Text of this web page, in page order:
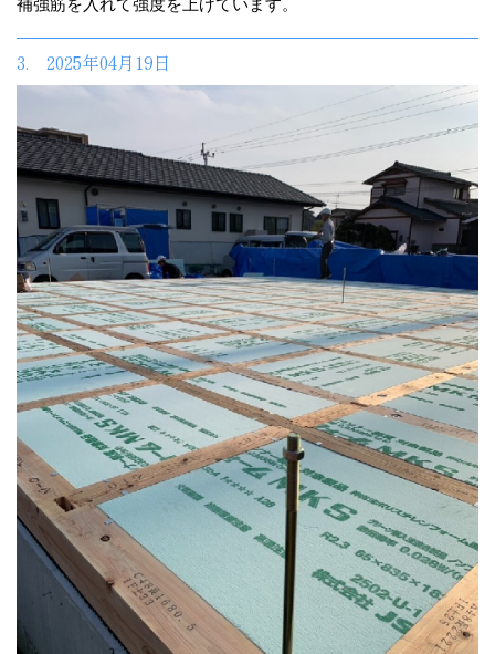
補強筋を入れて強度を上げています。
3. 2025年04月19日